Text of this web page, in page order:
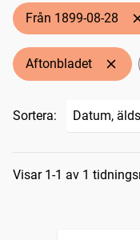
Från 1899-08-28
Aftonbladet
Sortera:
Visar 1-1 av 1